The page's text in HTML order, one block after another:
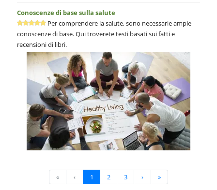
Conoscenze di base sulla salute
Per comprendere la salute, sono necessarie ampie
conoscenze di base. Qui troverete testi basati sui fatti e
recensioni di libri.
« ‹ 1 2 3 › »